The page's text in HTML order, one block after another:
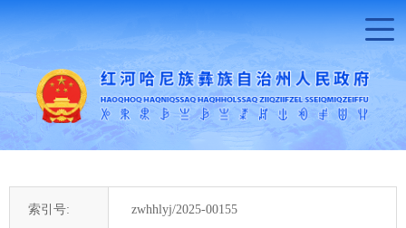
索引号: zwhhlyj/2025-00155